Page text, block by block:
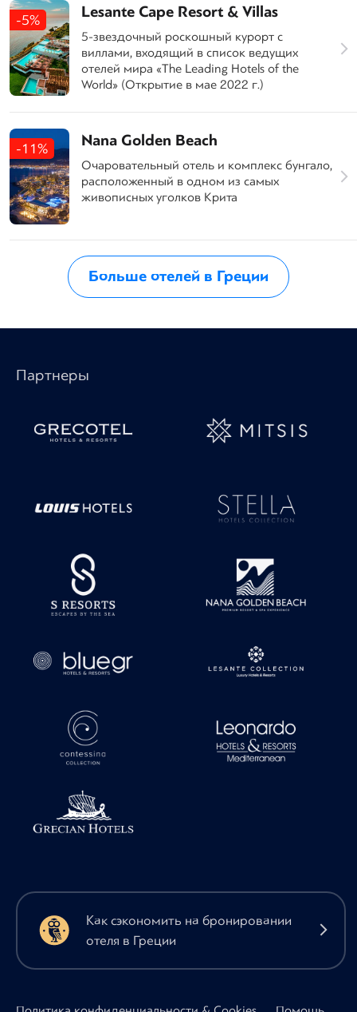
-5% Lesante Cape Resort & Villas
5-звездочный роскошный курорт с
виллами, входящий в список ведущих
отелей мира «The Leading Hotels of the
World» (Открытие в мае 2022 г.)
-11% Nana Golden Beach
Очаровательный отель и комплекс бунгало,
расположенный в одном из самых
живописных уголков Крита
Больше отелей в Греции
Партнеры
Как сэкономить на бронировании
отеля в Греции